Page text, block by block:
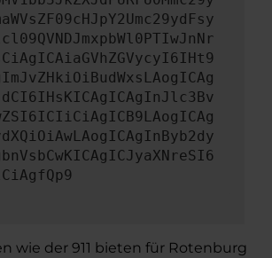
wie der 911 bieten für Rotenburg